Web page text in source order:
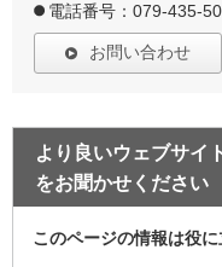
電話番号：079-435-
お問い合わせ
より良いウェブサイ
をお聞かせください
このページの情報は役